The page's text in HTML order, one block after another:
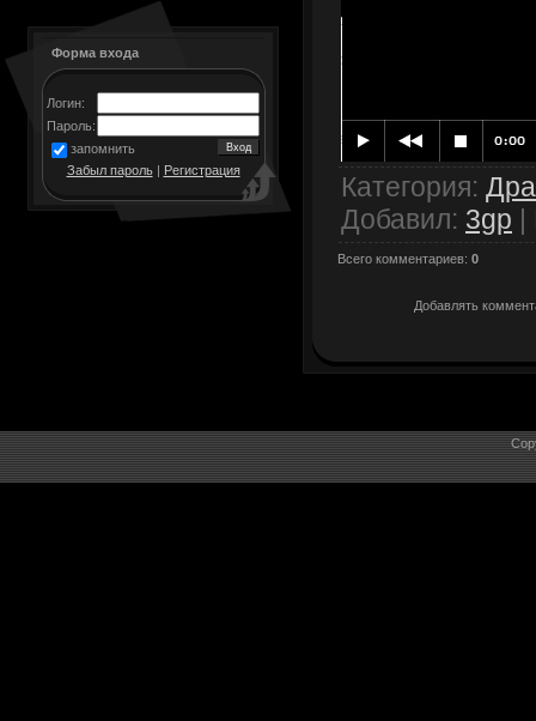
Форма входа
Логин:
Пароль:
запомнить
Забыл пароль| Регистрация
Категория:
Добавил: 3gp |
Всего комментариев: 0
Добавлять